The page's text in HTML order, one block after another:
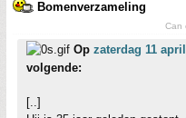
Bomenverzameling
Can
Op zaterdag 11
volgende:
[..]